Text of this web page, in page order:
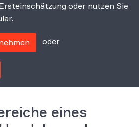
oder nutzen Sie
oder
eines